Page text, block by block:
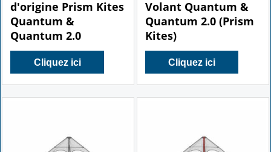
d'origine Prism Kites
Quantum &
Quantum 2.0
Cliquez ici
Volant Quantum &
Quantum 2.0 (Prism
Kites)
Cliquez ici